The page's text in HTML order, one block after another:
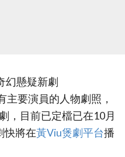
幻懸疑新劇
主要演員的人物劇照，
，目前已定檔已在10月
快將在黃Viu煲劇平台播